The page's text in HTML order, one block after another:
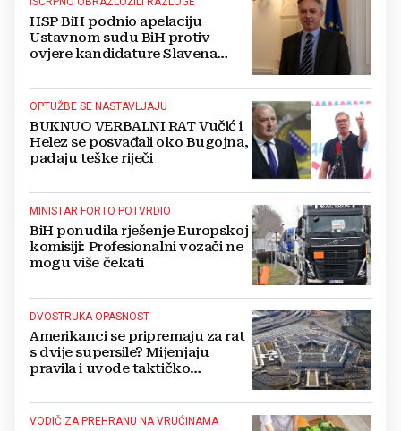
HSP BiH podnio apelaciju
Ustavnom sudu BiH protiv
ovjere kandidature Slavena
OPTUŽBE SE NASTAVLJAJU
BUKNUO VERBALNI RAT Vučić i
Helez se posvađali oko Bugojna,
padaju teške riječi
MINISTAR FORTO POTVRDIO
BiH ponudila rješenje Europskoj
komisiji: Profesionalni vozači ne
mogu više čekati
DVOSTRUKA OPASNOST
Amerikanci se pripremaju za rat
s dvije supersile? Mijenjaju
pravila i uvode taktičko
VODIČ ZA PREHRANU NA VRUĆINAMA